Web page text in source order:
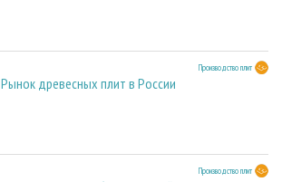
Производство плит
Рынок древесных плит в России
Производство плит